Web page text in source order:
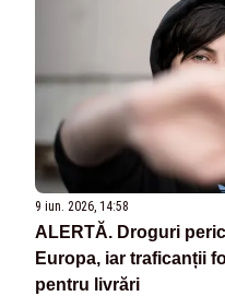
9 iun. 2026, 14:58
ALERTĂ. Droguri
Europa, iar traficanții
pentru livrări